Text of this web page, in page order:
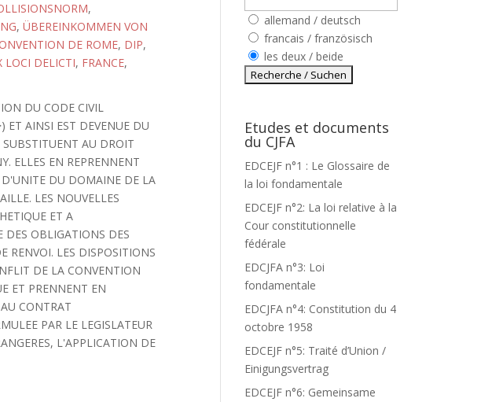
,
, ÜBEREINKOMMEN VON
DE ROME, DIP,
LOCI DELICTI, FRANCE,
DU CODE CIVIL
ET AINSI EST DEVENUE DU
AU DROIT
ELLES EN REPRENNENT
DU DOMAINE DE LA
LES NOUVELLES
ET A
DES OBLIGATIONS DES
RENVOI. LES DISPOSITIONS
DE LA CONVENTION
ET PRENNENT EN
CONTRAT
PAR LE LEGISLATEUR
L'APPLICATION DE
allemand / deutsch
francais / französisch
les deux / beide
Etudes et documents
du CJFA
EDCEJF n°1 : Le Glossaire de
la loi fondamentale
EDCEJF n°2: La loi relative à la
Cour constitutionnelle
fédérale
EDCJFA n°3: Loi
fondamentale
EDCJFA n°4: Constitution du 4
octobre 1958
EDCEJF n°5: Traité d’Union /
Einigungsvertrag
EDCEJF n°6: Gemeinsame